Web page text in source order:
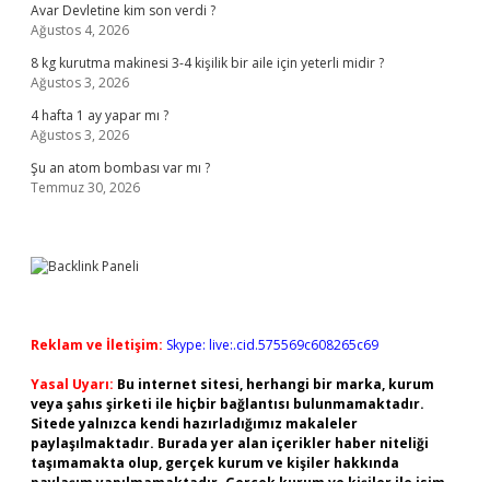
Avar Devletine kim son verdi ?
Ağustos 4, 2026
8 kg kurutma makinesi 3-4 kişilik bir aile için yeterli midir ?
Ağustos 3, 2026
4 hafta 1 ay yapar mı ?
Ağustos 3, 2026
Şu an atom bombası var mı ?
Temmuz 30, 2026
Reklam ve İletişim: Skype: live:.cid.575569c608265c69
Yasal Uyarı: Bu internet sitesi, herhangi bir marka, kurum
veya şahıs şirketi ile hiçbir bağlantısı bulunmamaktadır.
Sitede yalnızca kendi hazırladığımız makaleler
paylaşılmaktadır. Burada yer alan içerikler haber niteliği
taşımamakta olup, gerçek kurum ve kişiler hakkında